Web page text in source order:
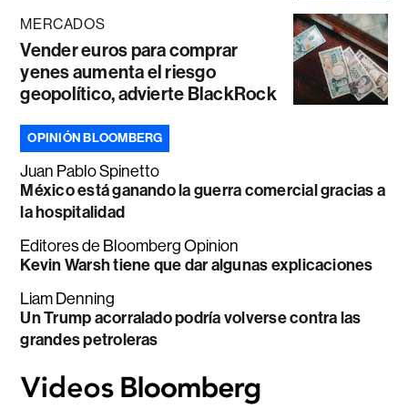
MERCADOS
Vender euros para comprar
yenes aumenta el riesgo
geopolítico, advierte BlackRock
OPINIÓN BLOOMBERG
Juan Pablo Spinetto
México está ganando la guerra comercial gracias a
la hospitalidad
Editores de Bloomberg Opinion
Kevin Warsh tiene que dar algunas explicaciones
Liam Denning
Un Trump acorralado podría volverse contra las
grandes petroleras